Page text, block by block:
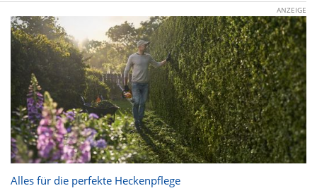
ANZEIGE
Alles für die perfekte Heckenpflege